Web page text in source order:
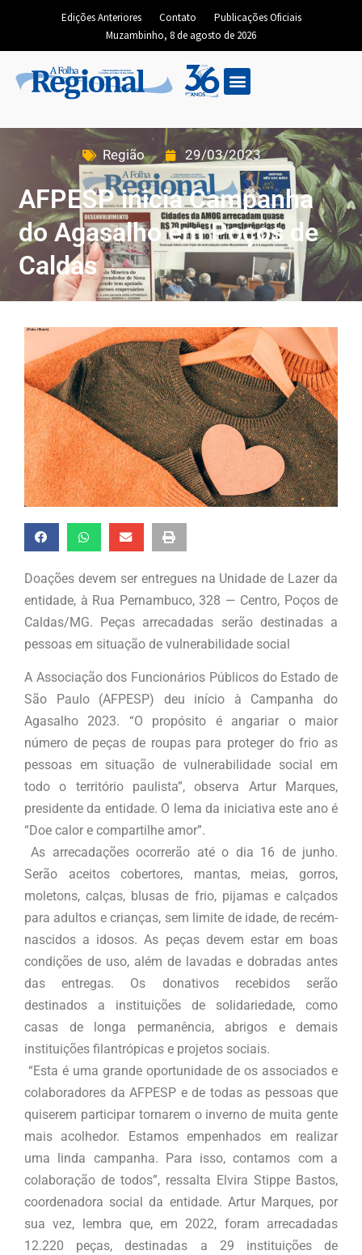
Edições Anteriores Contato
Publicações Oficiais
Muzambinho, 8 de agosto de 2026
Região 29/03/2023
AFPESP inicia Campanha
do Agasalho em Poços de
Caldas
Doações devem ser entregues na Unidade de Lazer da
entidade, à Rua Pernambuco, 328 — Centro, Poços de
Caldas/MG. Peças arrecadadas serão destinadas a
pessoas em situação de vulnerabilidade social
A Associação dos Funcionários Públicos do Estado de
São Paulo (AFPESP) deu início à Campanha do
Agasalho 2023. “O propósito é angariar o maior
número de peças de roupas para proteger do frio as
pessoas em situação de vulnerabilidade social em
todo o território paulista”, observa Artur Marques,
presidente da entidade. O lema da iniciativa este ano é
“Doe calor e compartilhe amor”.
As arrecadações ocorrerão até o dia 16 de junho.
Serão aceitos cobertores, mantas, meias, gorros,
moletons, calças, blusas de frio, pijamas e calçados
para adultos e crianças, sem limite de idade, de recém-
nascidos a idosos. As peças devem estar em boas
condições de uso, além de lavadas e dobradas antes
das entregas. Os donativos recebidos serão
destinados a instituições de solidariedade, como
casas de longa permanência, abrigos e demais
instituições filantrópicas e projetos sociais.
“Esta é uma grande oportunidade de os associados e
colaboradores da AFPESP e de todas as pessoas que
quiserem participar tornarem o inverno de muita gente
mais acolhedor. Estamos empenhados em realizar
uma linda campanha. Para isso, contamos com a
colaboração de todos”, ressalta Elvira Stippe Bastos,
coordenadora social da entidade. Artur Marques, por
sua vez, lembra que, em 2022, foram arrecadadas
12.220 peças, destinadas a 29 instituições de